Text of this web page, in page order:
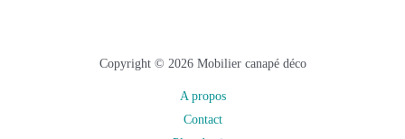
Copyright © 2026 Mobilier canapé déco
A propos
Contact